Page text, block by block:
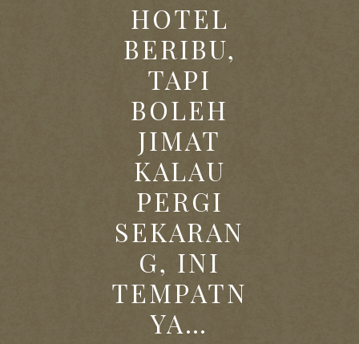
HOTEL
BERIBU,
TAPI
BOLEH
JIMAT
KALAU
PERGI
SEKARAN
G, INI
TEMPATN
YA…